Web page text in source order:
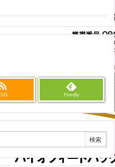
Feedly